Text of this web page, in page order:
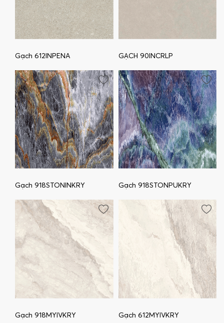
Gạch 612INPENA GẠCH 90INCRLP
Gạch 918STONINKRY Gạch 918STONPUKRY
Gạch 918MYIVKRY Gạch 612MYIVKRY